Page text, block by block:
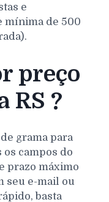
e
mínima de 500
preço
RS ?
grama para
os campos do
prazo máximo
seu e-mail ou
basta